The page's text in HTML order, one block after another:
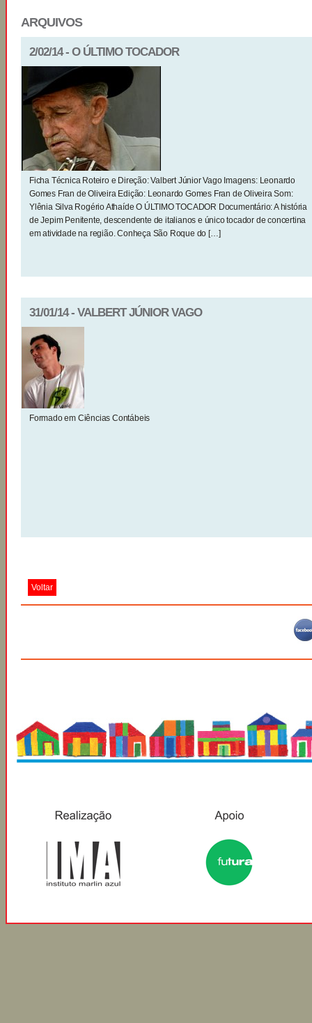
ARQUIVOS
2/02/14 - O ÚLTIMO TOCADOR
Ficha Técnica Roteiro e Direção: Valbert Júnior Vago Imagens: Leonardo
Gomes Fran de Oliveira Edição: Leonardo Gomes Fran de Oliveira Som:
Ylênia Silva Rogério Athaíde O ÚLTIMO TOCADOR Documentário: A história
de Jepim Penitente, descendente de italianos e único tocador de concertina
em atividade na região. Conheça São Roque do […]
31/01/14 - VALBERT JÚNIOR VAGO
Formado em Ciências Contábeis
Voltar